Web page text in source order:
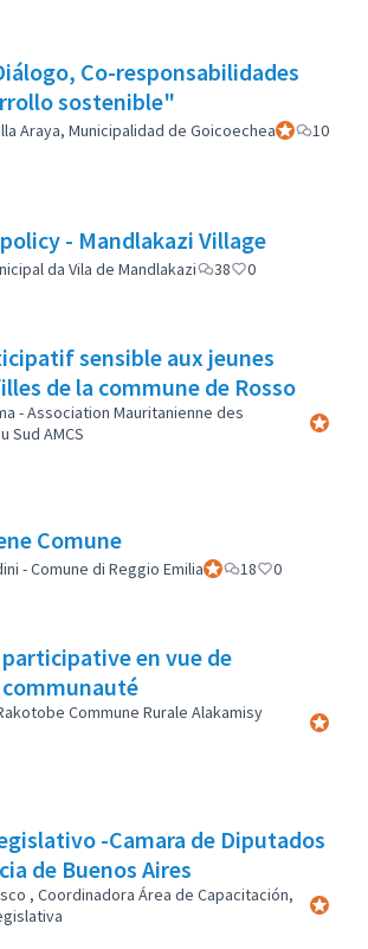
Co-responsabilidades
sostenible"
Araya, Municipalidad de GoicoecheaParticipant
10
- Mandlakazi Village
da Vila de Mandlakazi 38 0
sensible aux jeunes
de la commune de Rosso
- Association Mauritanienne des
Sud AMCS
Comune
- Comune di Reggio EmiliaParticipant officiel
18 0
en vue de
Commune Rurale Alakamisy
-Camara de Diputados
de Buenos Aires
, Coordinadora Área de Capacitación,